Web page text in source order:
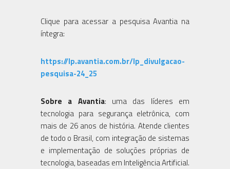
Clique para acessar a pesquisa Avantia na
íntegra:
https://lp.avantia.com.br/lp_divulgacao-
pesquisa-24_25
Sobre a Avantia: uma das líderes em
tecnologia para segurança eletrônica, com
mais de 26 anos de história. Atende clientes
de todo o Brasil, com integração de sistemas
e implementação de soluções próprias de
tecnologia, baseadas em Inteligência Artificial.